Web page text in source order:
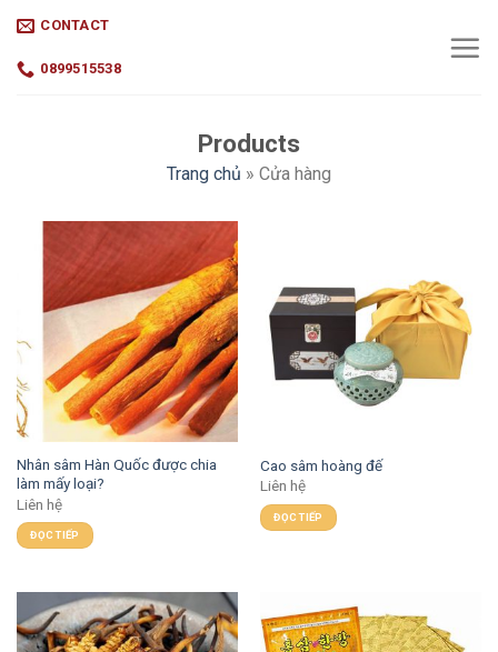
content
CONTACT
0899515538
Products
Trang chủ » Cửa hàng
Nhân sâm Hàn Quốc được chia
làm mấy loại?
Liên hệ
ĐỌC TIẾP
Cao sâm hoàng đế
Liên hệ
ĐỌC TIẾP